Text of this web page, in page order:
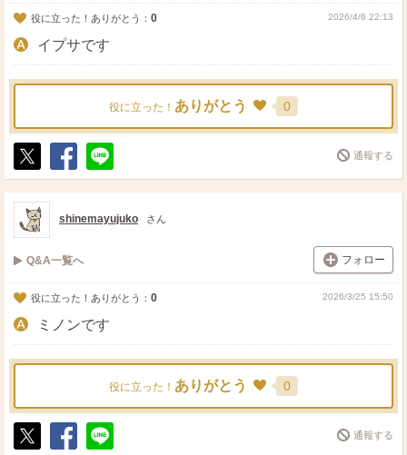
役に立った！ありがとう： 0 2026/4/6 22:13
イプサです
役に立った！ ありがとう 0
ポ
ス
ト
シ
ェ
送
る
通報する
shinemayujuko さん
Q&A一覧へ フォロー
役に立った！ありがとう： 0 2026/3/25 15:50
ミノンです
役に立った！ ありがとう 0
通報する